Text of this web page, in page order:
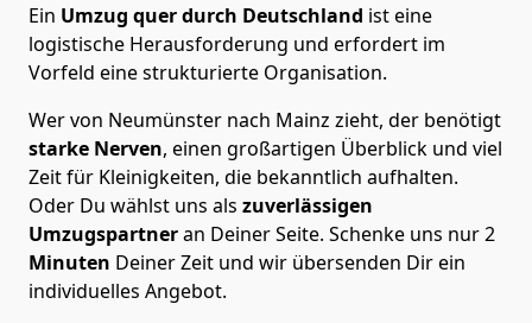
Ein Umzug quer durch Deutschland ist eine
logistische Herausforderung und erfordert im
Vorfeld eine strukturierte Organisation.
Wer von Neumünster nach Mainz zieht, der benötigt
starke Nerven, einen großartigen Überblick und viel
Zeit für Kleinigkeiten, die bekanntlich aufhalten.
Oder Du wählst uns als zuverlässigen
Umzugspartneran Deiner Seite. Schenke uns nur2
Minuten Deiner Zeit und wir übersenden Dir ein
individuelles Angebot.